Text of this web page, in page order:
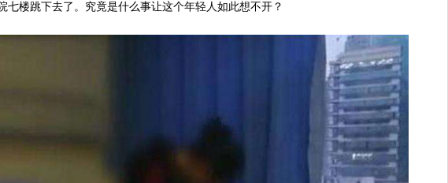
七楼跳下去了。究竟是什么事让这个年轻人如此想不开？